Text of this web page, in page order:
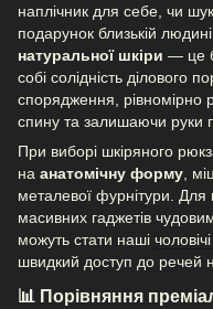
наплічник для себе, чи
подарунок близькій
натуральної шкіри — це
собі солідність ділового
спорядження, рівномірно
спину та залишаючи руки
При виборі шкіряного
на анатомічну форму,
металевої фурнітури. Для
масивних гаджетів
можуть стати наші
швидкий доступ до речей
📊 Порівняння